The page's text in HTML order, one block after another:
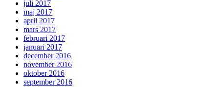
juli 2017
maj 2017
april 2017
mars 2017
februari 2017
januari 2017
december 2016
november 2016
oktober 2016
september 2016